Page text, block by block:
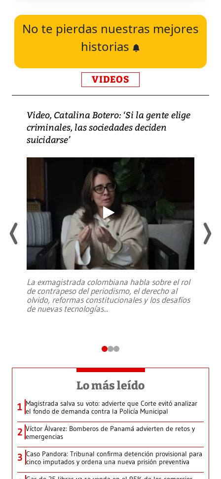
No te pierdas nuestras mejores
historias
VIDEOS
Video, Catalina Botero: ‘Si la gente elige
criminales, las sociedades deciden
suicidarse’
La exmagistrada colombiana habla sobre el rol
de contrapeso del periodismo, el derecho al
olvido, reformas constitucionales y los desafíos
de nuevas tecnologías...
Lo más leído
1 Magistrada salva su voto: advierte que Corte evitó analizar
el fondo de demanda contra la Policía Municipal
2 Víctor Álvarez: Bomberos de Panamá advierten de retos y
emergencias
3 Caso Pandora: Tribunal confirma detención provisional para
cinco imputados y ordena una nueva prisión preventiva